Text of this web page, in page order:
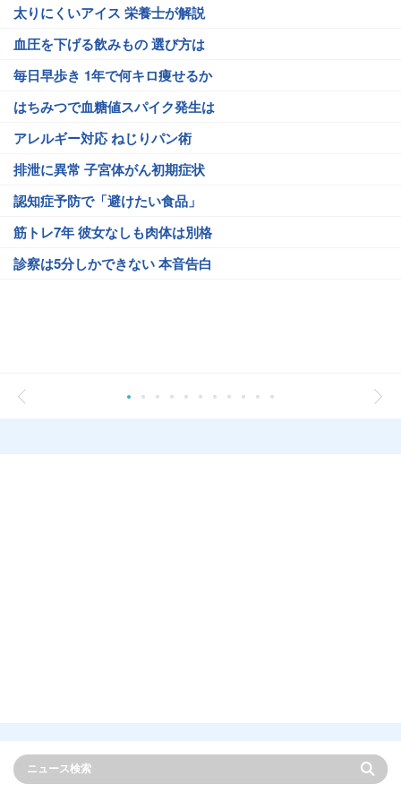
太りにくいアイス 栄養士が解説
血圧を下げる飲みもの 選び方は
毎日早歩き 1年で何キロ痩せるか
はちみつで血糖値スパイク発生は
アレルギー対応 ねじりパン術
排泄に異常 子宮体がん初期症状
認知症予防で「避けたい食品」
筋トレ7年 彼女なしも肉体は別格
診察は5分しかできない 本音告白